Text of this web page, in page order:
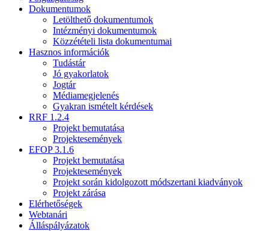
Dokumentumok
Letölthető dokumentumok
Intézményi dokumentumok
Közzétételi lista dokumentumai
Hasznos információk
Tudástár
Jó gyakorlatok
Jogtár
Médiamegjelenés
Gyakran ismételt kérdések
RRF 1.2.4
Projekt bemutatása
Projektesemények
EFOP 3.1.6
Projekt bemutatása
Projektesemények
Projekt során kidolgozott módszertani kiadványok
Projekt zárása
Elérhetőségek
Webtanári
Álláspályázatok